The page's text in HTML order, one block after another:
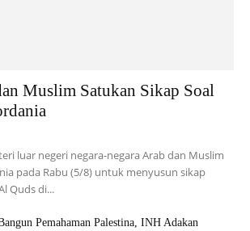
Muslim Satukan Sikap Soal
luar negeri negara-negara Arab dan Muslim
pada Rabu (5/8) untuk menyusun sikap
Quds di...
Pemahaman Palestina, INH Adakan